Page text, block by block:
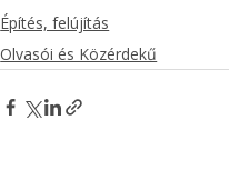
Építés, felújítás
Olvasói és Közérdekű